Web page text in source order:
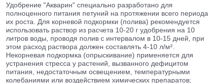
Удобрение "Акварин" специально разработано для
полноценного питания петуний на протяжении всего периода
их роста. Для корневой подкормки (полива) рекомендуется
использовать раствор из расчета 10-20 г удобрения на 10
литров воды, проводя полив с интервалом в 10-15 дней, при
этом расход раствора должен составлять 4-10 л/м².
Некорневая подкормка (опрыскивание) применяется для
устранения стресса у растений, вызванного дефицитом
питания, недостаточным освещением, температурными
колебаниями или воздействием химических препаратов;